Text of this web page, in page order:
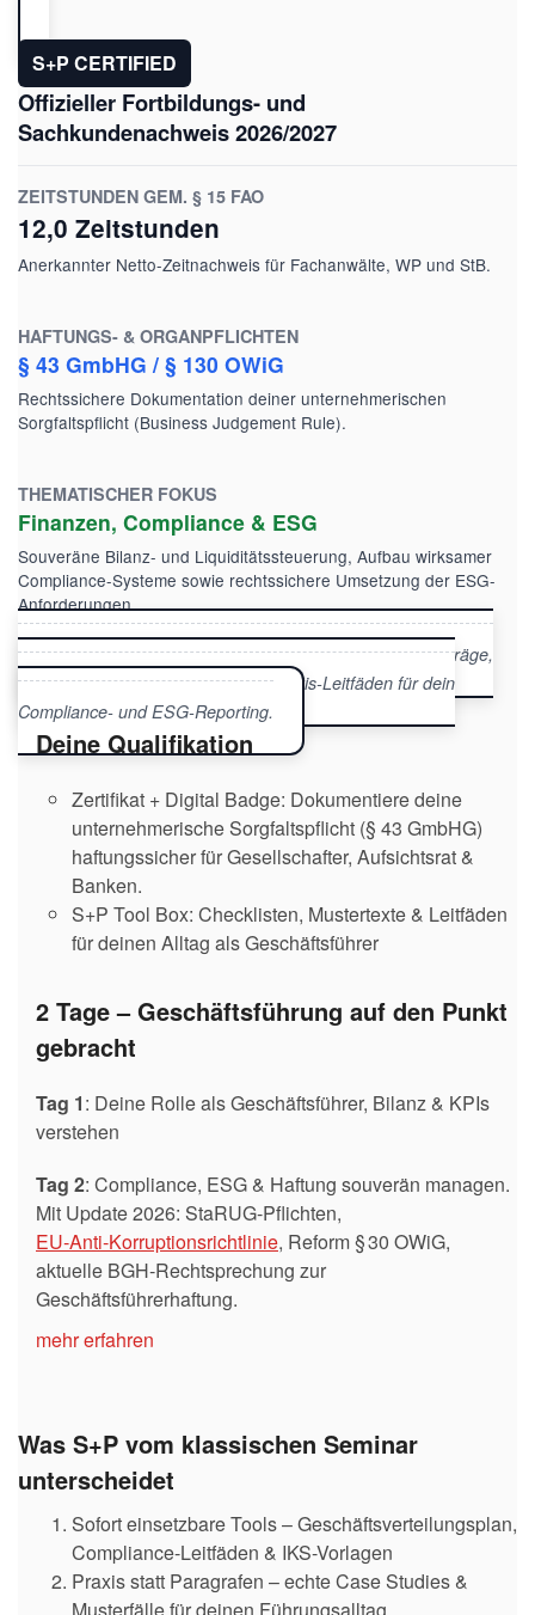
S+P CERTIFIED
Offizieller Fortbildungs- und
Sachkundenachweis 2026/2027
ZEITSTUNDEN GEM. § 15 FAO
12,0 Zeitstunden
Anerkannter Netto-Zeitnachweis für Fachanwälte, WP und StB.
HAFTUNGS- & ORGANPFLICHTEN
§ 43 GmbHG / § 130 OWiG
Rechtssichere Dokumentation deiner unternehmerischen
Sorgfaltspflicht (Business Judgement Rule).
THEMATISCHER FOKUS
Finanzen, Compliance & ESG
Souveräne Bilanz- und Liquiditätssteuerung, Aufbau wirksamer
Compliance-Systeme sowie rechtssichere Umsetzung der ESG-
Anforderungen.
✔ Inklusive S+P Tool Box: Muster für Geschäftsführerverträge,
Checklisten für Finanzplanung & Praxis-Leitfäden für dein
Compliance- und ESG-Reporting.
Deine Qualifikation
Zertifikat + Digital Badge: Dokumentiere deine
unternehmerische Sorgfaltspflicht (§ 43 GmbHG)
haftungssicher für Gesellschafter, Aufsichtsrat &
Banken.
S+P Tool Box: Checklisten, Mustertexte & Leitfäden
für deinen Alltag als Geschäftsführer
2 Tage – Geschäftsführung auf den Punkt
gebracht
Tag 1: Deine Rolle als Geschäftsführer, Bilanz & KPIs
verstehen
Tag 2: Compliance, ESG & Haftung souverän managen.
Mit Update 2026: StaRUG‑Pflichten,
EU‑Anti‑Korruptionsrichtlinie, Reform § 30 OWiG,
aktuelle BGH‑Rechtsprechung zur
Geschäftsführerhaftung.
mehr erfahren
Was S+P vom klassischen Seminar
unterscheidet
Sofort einsetzbare Tools – Geschäftsverteilungsplan,
Compliance-Leitfäden & IKS-Vorlagen
Praxis statt Paragrafen – echte Case Studies &